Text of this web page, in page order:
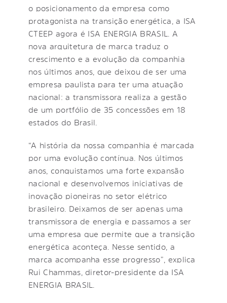
o posicionamento da empresa como
protagonista na transição energética, a ISA
CTEEP agora é ISA ENERGIA BRASIL. A
nova arquitetura de marca traduz o
crescimento e a evolução da companhia
nos últimos anos, que deixou de ser uma
empresa paulista para ter uma atuação
nacional: a transmissora realiza a gestão
de um portfólio de 35 concessões em 18
estados do Brasil.
“A história da nossa companhia é marcada
por uma evolução contínua. Nos últimos
anos, conquistamos uma forte expansão
nacional e desenvolvemos iniciativas de
inovação pioneiras no setor elétrico
brasileiro. Deixamos de ser apenas uma
transmissora de energia e passamos a ser
uma empresa que permite que a transição
energética aconteça. Nesse sentido, a
marca acompanha esse progresso”, explica
Rui Chammas, diretor-presidente da ISA
ENERGIA BRASIL.